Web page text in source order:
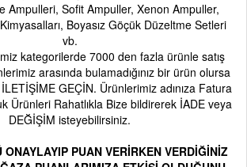
Ampulleri, Sofit Ampuller, Xenon Ampuller,
Boyasız Göçük Düzeltme Setleri
vb.
kategorilerde 7000 den fazla ürünle satış
arasında bulamadığınız bir ürün olursa
GEÇİN. Ürünlerimiz adınıza Fatura
Ürünleri Rahatlıkla Bize bildirerek İADE veya
DEĞİŞİM isteyebilirsiniz.
ONAYLAYIP PUAN VERİRKEN VERDİĞİNİZ